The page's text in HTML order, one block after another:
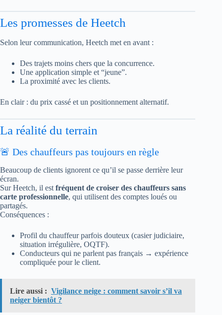
Les promesses de Heetch
Selon leur communication, Heetch met en avant :
Des trajets moins chers que la concurrence.
Une application simple et “jeune”.
La proximité avec les clients.
En clair : du prix cassé et un positionnement alternatif.
La réalité du terrain
🚨 Des chauffeurs pas toujours en règle
Beaucoup de clients ignorent ce qu’il se passe derrière leur
écran.
Sur Heetch, il est fréquent de croiser des chauffeurs sans
carte professionnelle, qui utilisent des comptes loués ou
partagés.
Conséquences :
Profil du chauffeur parfois douteux (casier judiciaire,
situation irrégulière, OQTF).
Conducteurs qui ne parlent pas français → expérience
compliquée pour le client.
Lire aussi : Vigilance neige : comment savoir s’il va
neiger bientôt ?